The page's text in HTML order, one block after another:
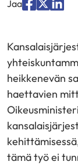
Jaa
"Facebook"
"X"
heikkenevän
haettavien
tämä työ ei